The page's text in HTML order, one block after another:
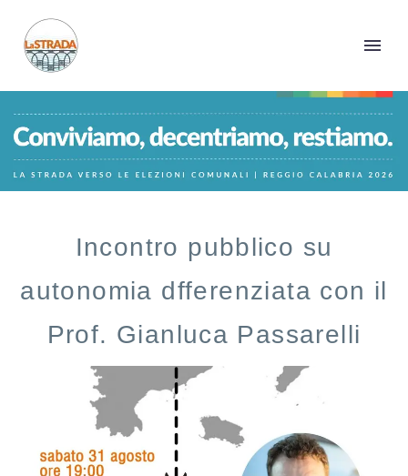
Incontro pubblico su
autonomia dfferenziata con il
Prof. Gianluca Passarelli